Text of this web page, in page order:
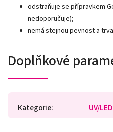
odstraňuje se přípravkem
nedoporučuje);
nemá stejnou pevnost a
Doplňkové
Kategorie: UV/